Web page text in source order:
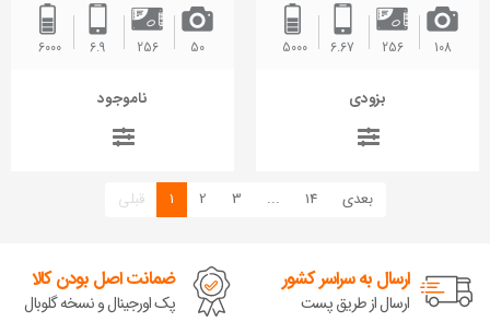
108
256
6.67
5000 ‌
بزودی
50
256
6.9
6000 ‌
ناموجود
قبلی 1(current)
2 3 ... 14 بعدی
ارسال به سراسر کشور
ارسال از طریق پست
ضمانت اصل بودن کالا
پک اورجینال و نسخه گلوبال